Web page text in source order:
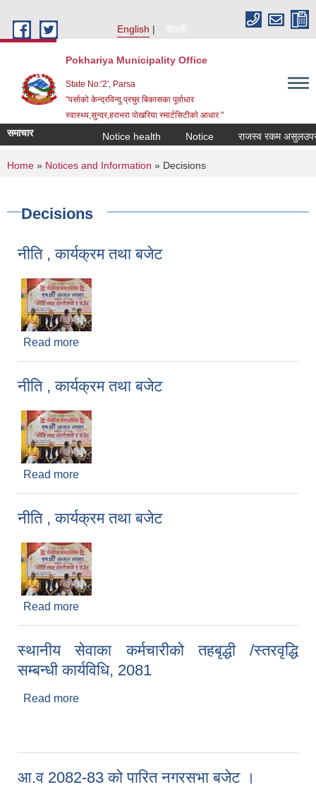
English
नेपाली
Pokhariya Municipality Office
State No:'2', Parsa
"पर्साको केन्द्रविन्दु प्रचुर बिकासका पूर्वाधार
स्वास्थ्य,सुन्दर,हराभरा पोखरिया स्मार्टसिटीको आधार "
समाचार Notice health Notice राजस्व रकम असुलउपर गर्ने
You are here
Home » Notices and Information » Decisions
Decisions
नीति , कार्यक्रम तथा बजेट
Read more
नीति , कार्यक्रम तथा बजेट
Read more
नीति , कार्यक्रम तथा बजेट
Read more
स्थानीय सेवाका कर्मचारीको तहबृद्धी /स्तरवृद्धि
सम्बन्धी कार्यविधि, 2081
Read more
आ.व 2082-83 को पारित नगरसभा बजेट ।